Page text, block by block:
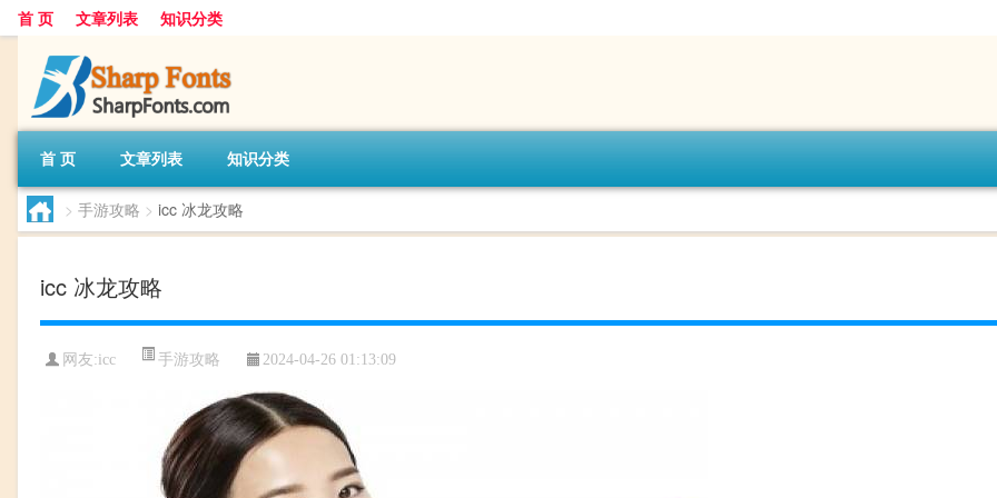
首 页 文章列表 知识分类
首 页 文章列表 知识分类
> 手游攻略 > icc 冰龙攻略
icc 冰龙攻略
网友:icc 手游攻略 2024-04-26 01:13:09